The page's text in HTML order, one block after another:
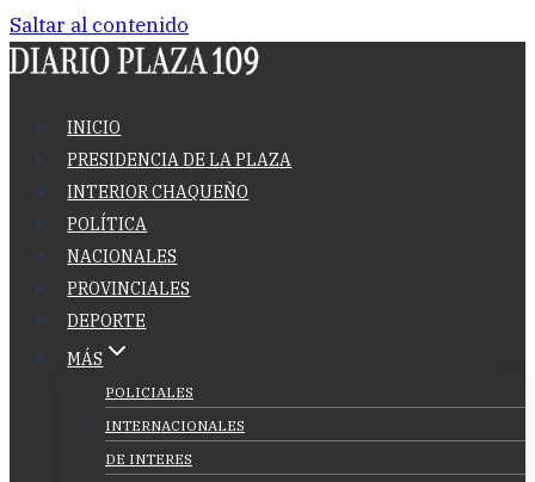
Saltar al contenido
INICIO
PRESIDENCIA DE LA PLAZA
INTERIOR CHAQUEÑO
POLÍTICA
NACIONALES
PROVINCIALES
DEPORTE
MÁS
POLICIALES
INTERNACIONALES
DE INTERES